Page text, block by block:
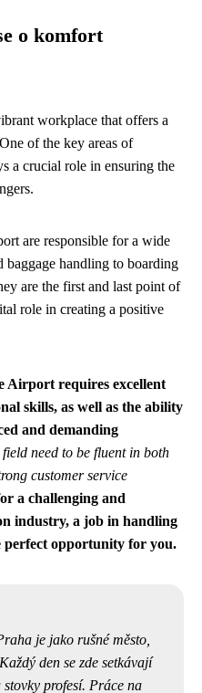
o komfort
workplace that offers a
of the key areas of
a crucial role in ensuring the
are responsible for a wide
baggage handling to boarding
are the first and last point of
role in creating a positive
Airport requires excellent
skills, as well as the ability
and demanding
need to be fluent in both
customer service
a challenging and
industry, a job in handling
perfect opportunity for you.
je jako rušné město,
den se zde setkávají
profesí. Práce na